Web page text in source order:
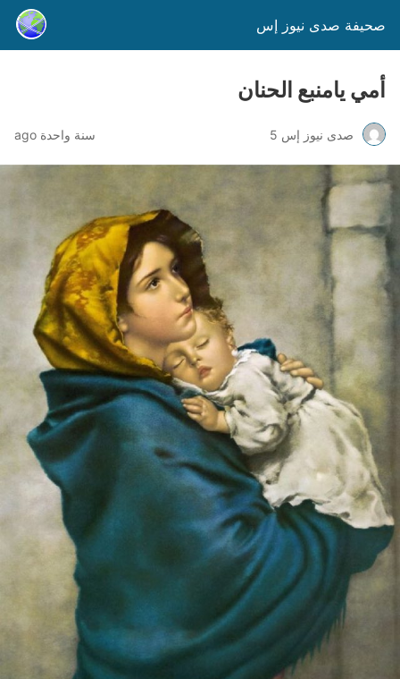
صحيفة صدى نيوز إس
أمي يامنبع الحنان
صدى نيوز إس 5 سنة واحدة ago